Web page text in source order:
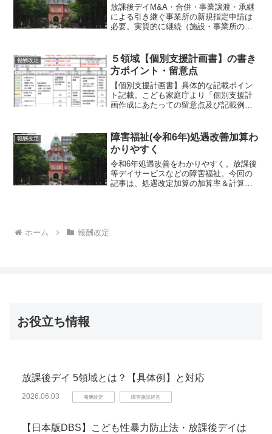
放課後デイM&A・合併・事業譲渡・承継
による引き継ぐ事業所の新規指定申請は
必要。実質的に継続（施設・事業所の職
出で可能。旧法人権利義務承継の場合、
利用契約の再締結不要。
報酬改定
５領域【個別支援計画書】の書き
方ポイント・留意点
【個別支援計画書】具体的な記載ポイン
ト記載。こども家庭庁より「個別支援計
画作成にあたっての留意点及び記載例に
てとのつながりを明確化する必要。個別
支援計画書作成ポイント
報酬改定
障害福祉(令和6年)処遇改善加算わ
かりやすく
令和6年処遇改善をわかりやすく。放課後
等デイサービスなどの障害福祉。今回の
記事は、処遇改定加算の加算率＆計算ロ
ホーム
報酬改定
お役立ち情報
放課後デイ 5領域とは？【具体例】と対応
2026.06.03 報酬改定 障害施設経営
【日本版DBS】こども性暴力防止法・放課後デイは